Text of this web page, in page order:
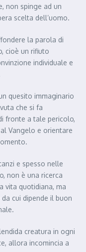
non spinge ad un
scelta dell’uomo.
la parola di
cioè un rifiuto
individuale e
quesito immaginario
che si fa
fronte a tale pericolo,
Vangelo e orientare
e spesso nelle
non è una ricerca
vita quotidiana, ma
cui dipende il buon
creatura in ogni
allora incomincia a